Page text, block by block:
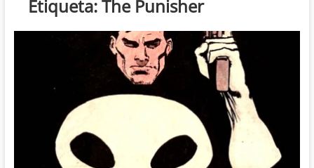
Etiqueta:The Punisher